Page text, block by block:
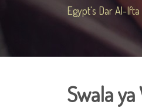
Egypt's Dar Al-Ifta
Swala